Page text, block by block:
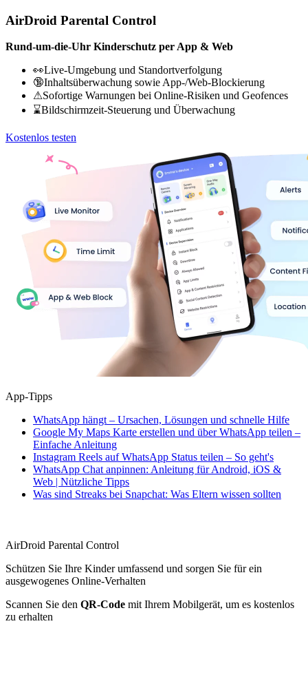
AirDroid Parental Control
Rund-um-die-Uhr Kinderschutz per App & Web
👀Live-Umgebung und Standortverfolgung
🔞Inhaltsüberwachung sowie App-/Web-Blockierung
⚠Sofortige Warnungen bei Online-Risiken und Geofences
⌛Bildschirmzeit-Steuerung und Überwachung
Kostenlos testen
App-Tipps
WhatsApp hängt – Ursachen, Lösungen und schnelle Hilfe
Google My Maps Karte erstellen und über WhatsApp teilen –
Einfache Anleitung
Instagram Reels auf WhatsApp Status teilen – So geht's
WhatsApp Chat anpinnen: Anleitung für Android, iOS &
Web | Nützliche Tipps
Was sind Streaks bei Snapchat: Was Eltern wissen sollten
AirDroid Parental Control
Schützen Sie Ihre Kinder umfassend und sorgen Sie für ein
ausgewogenes Online-Verhalten
Scannen Sie den QR-Code mit Ihrem Mobilgerät, um es kostenlos
zu erhalten